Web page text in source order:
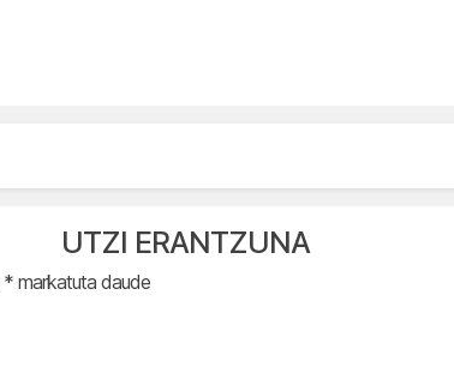
UTZI ERANTZUNA
* markatuta daude